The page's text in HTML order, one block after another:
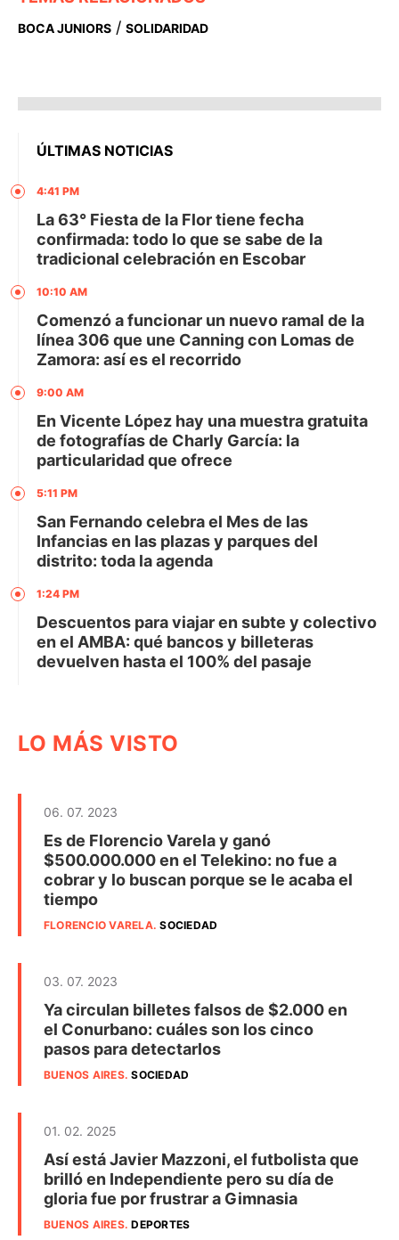
BOCA JUNIORS / SOLIDARIDAD
ÚLTIMAS NOTICIAS
4:41 PM
La 63° Fiesta de la Flor tiene fecha
confirmada: todo lo que se sabe de la
tradicional celebración en Escobar
10:10 AM
Comenzó a funcionar un nuevo ramal de la
línea 306 que une Canning con Lomas de
Zamora: así es el recorrido
9:00 AM
En Vicente López hay una muestra gratuita
de fotografías de Charly García: la
particularidad que ofrece
5:11 PM
San Fernando celebra el Mes de las
Infancias en las plazas y parques del
distrito: toda la agenda
1:24 PM
Descuentos para viajar en subte y colectivo
en el AMBA: qué bancos y billeteras
devuelven hasta el 100% del pasaje
LO MÁS VISTO
06. 07. 2023
Es de Florencio Varela y ganó
$500.000.000 en el Telekino: no fue a
cobrar y lo buscan porque se le acaba el
tiempo
FLORENCIO VARELA.SOCIEDAD
03. 07. 2023
Ya circulan billetes falsos de $2.000 en
el Conurbano: cuáles son los cinco
pasos para detectarlos
BUENOS AIRES.SOCIEDAD
01. 02. 2025
Así está Javier Mazzoni, el futbolista que
brilló en Independiente pero su día de
gloria fue por frustrar a Gimnasia
BUENOS AIRES.DEPORTES